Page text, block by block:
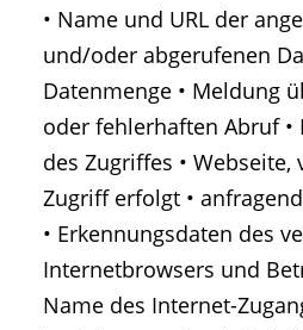
• Name und URL der
und/oder abgerufenen
Datenmenge • Meldung
oder fehlerhaften Abruf
des Zugriffes •
Zugriff erfolgt •
• Erkennungsdaten des
Internetbrowsers und
Name des Internet-